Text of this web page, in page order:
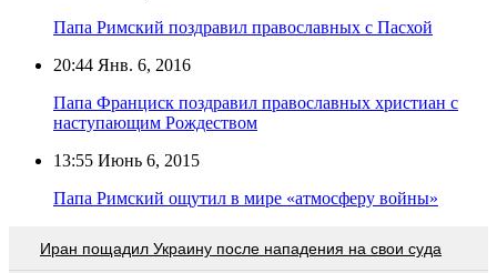
Папа Римский поздравил православных с Пасхой
20:44 Янв. 6, 2016
Папа Франциск поздравил православных христиан с
наступающим Рождеством
13:55 Июнь 6, 2015
Папа Римский ощутил в мире «атмосферу войны»
Иран пощадил Украину после нападения на свои суда